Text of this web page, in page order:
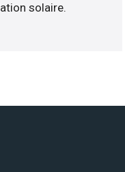
solaire.